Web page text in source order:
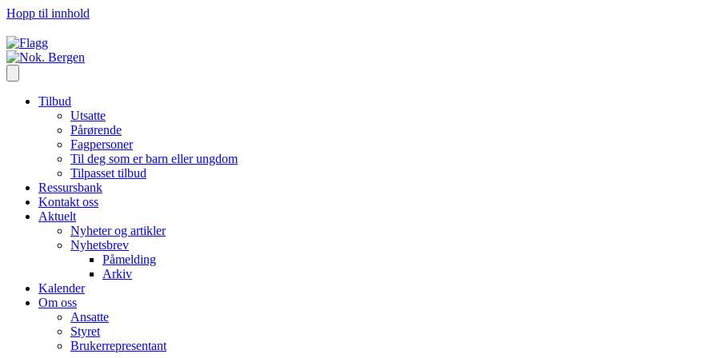
Hopp til innhold
Tilbud
Utsatte
Pårørende
Fagpersoner
Til deg som er barn eller ungdom
Tilpasset tilbud
Ressursbank
Kontakt oss
Aktuelt
Nyheter og artikler
Nyhetsbrev
Påmelding
Arkiv
Kalender
Om oss
Ansatte
Styret
Brukerrepresentant